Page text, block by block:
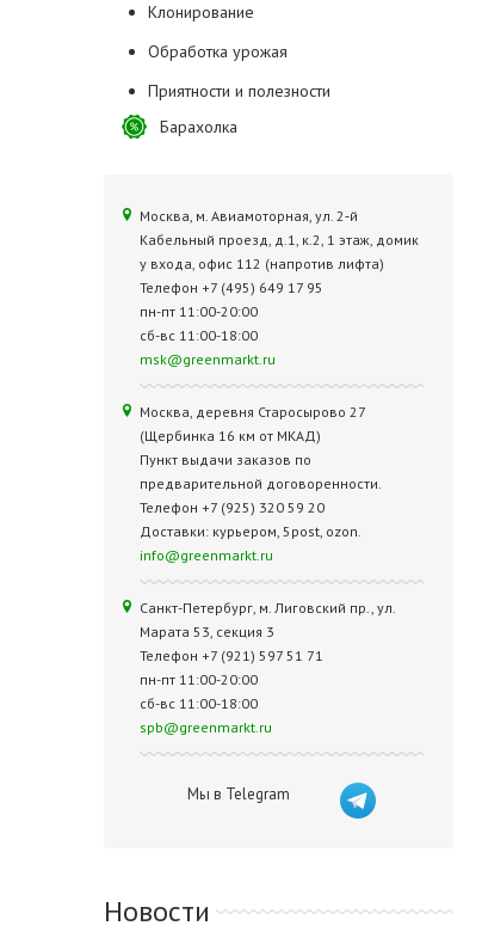
Клонирование
Обработка урожая
Приятности и полезности
Барахолка
Москва, м. Авиамоторная, ул. 2‑й
Кабельный проезд, д.1, к.2, 1 этаж, домик
у входа, офис 112 (напротив лифта)
Телефон +7 (495) 649 17 95
пн-пт 11:00-20:00
сб-вс 11:00-18:00
msk@greenmarkt.ru
Москва, деревня Старосырово 27
(Щербинка 16 км от МКАД)
Пункт выдачи заказов по
предварительной договоренности.
Телефон +7 (925) 320 59 20
Доставки: курьером, 5post, ozon.
info@greenmarkt.ru
Санкт-Петербург, м. Лиговский пр., ул.
Марата 53, секция 3
Телефон +7 (921) 597 51 71
пн-пт 11:00-20:00
сб-вс 11:00-18:00
spb@greenmarkt.ru
Мы в Telegram
Новости